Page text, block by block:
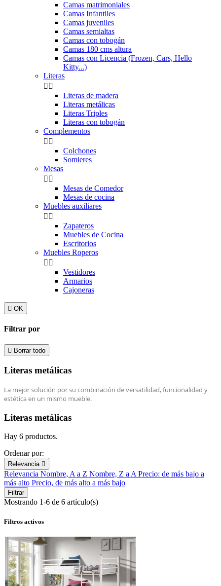
Camas matrimoniales
Camas Infantiles
Camas juveniles
Camas semialtas
Camas con tobogán
Camas 180 cms altura
Camas con Licencia (Frozen, Cars, Hello
Kitty...)
Literas
 
Literas de madera
Literas metálicas
Literas Triples
Literas con tobogán
Complementos
 
Colchones
Somieres
Mesas
 
Mesas de Comedor
Mesas de cocina
Muebles auxiliares
 
Zapateros
Muebles de Cocina
Escritorios
Muebles Roperos
 
Vestidores
Armarios
Cajoneras
 OK
Filtrar por
 Borrar todo
Literas metálicas
La mejor solución por su combinación de versatilidad, funcionalidad y
estética en un mismo mueble.
Literas metálicas
Hay 6 productos.
Ordenar por:
Relevancia 
Relevancia Nombre, A a Z Nombre, Z a APrecio: de más bajo a
más alto Precio, de más alto a más bajo
Filtrar
Mostrando 1-6 de 6 artículo(s)
Filtros activos